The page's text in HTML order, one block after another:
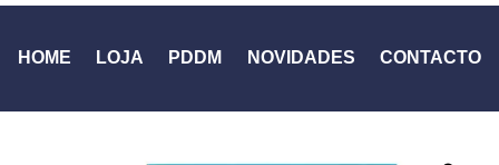
HOME LOJA PDDM NOVIDADES CONTACTO